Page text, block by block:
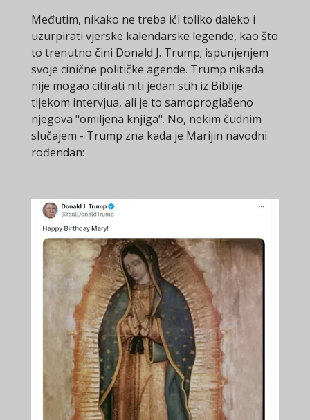
Međutim, nikako ne treba ići toliko daleko i
uzurpirati vjerske kalendarske legende, kao što
to trenutno čini Donald J. Trump; ispunjenjem
svoje cinične političke agende. Trump nikada
nije mogao citirati niti jedan stih iz Biblije
tijekom intervjua, ali je to samoproglašeno
njegova "omiljena knjiga". No, nekim čudnim
slučajem - Trump zna kada je Marijin navodni
rođendan: